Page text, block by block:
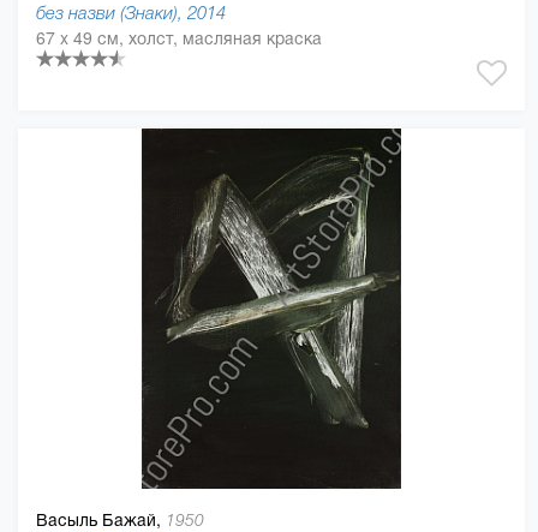
без назви (Знаки), 2014
67 x 49 см, холст, масляная краска
Васыль Бажай, 1950